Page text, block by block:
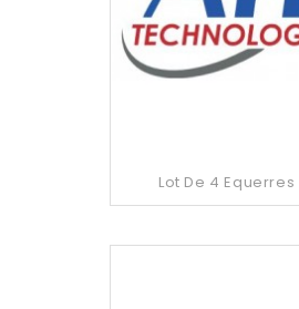
Lot De 4 Equerres